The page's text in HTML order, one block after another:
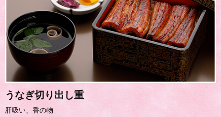
うなぎ切り出し重
肝吸い、香の物